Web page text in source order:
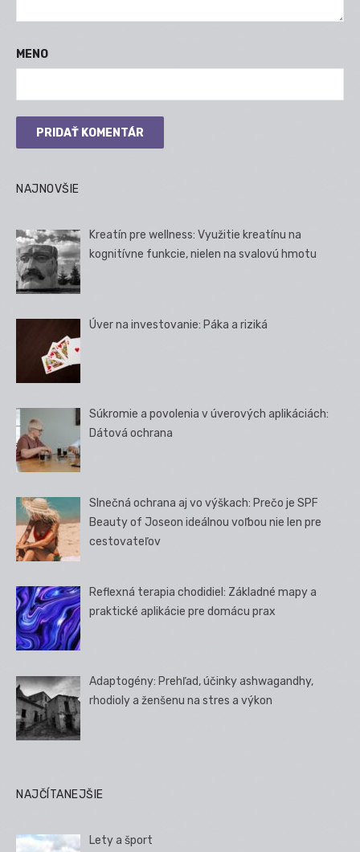
MENO
NAJNOVŠIE
Kreatín pre wellness: Využitie kreatínu na
kognitívne funkcie, nielen na svalovú hmotu
Úver na investovanie: Páka a riziká
Súkromie a povolenia v úverových aplikáciách:
Dátová ochrana
Slnečná ochrana aj vo výškach: Prečo je SPF
Beauty of Joseon ideálnou voľbou nie len pre
cestovateľov
Reflexná terapia chodidiel: Základné mapy a
praktické aplikácie pre domácu prax
Adaptogény: Prehľad, účinky ashwagandhy,
rhodioly a ženšenu na stres a výkon
NAJČÍTANEJŠIE
Lety a šport